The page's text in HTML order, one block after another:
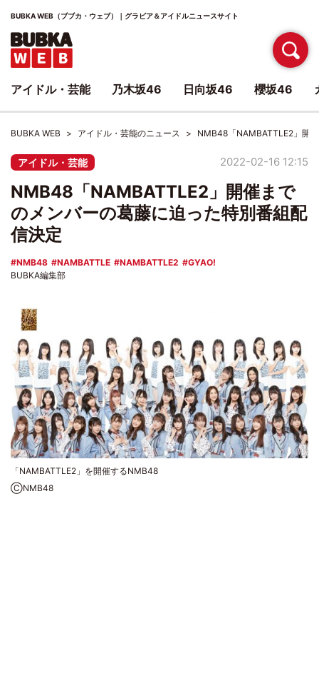
BUBKA WEB（ブブカ・ウェブ）｜グラビア＆アイドルニュースサイト
BUBKA WEB アイドル・芸能のニュース NMB48「NAMBATTLE2」開
アイドル・芸能 2022-02-16 12:15
NMB48「NAMBATTLE2」開催まで
のメンバーの葛藤に迫った特別番組配
信決定
NMB48 NAMBATTLE NAMBATTLE2
GYAO!
BUBKA編集部
「NAMBATTLE2」を開催するNMB48
ⒸNMB48
アイドル・芸能 乃木坂46 日向坂46 櫻坂46